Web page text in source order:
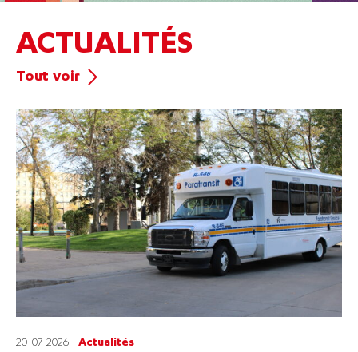
ACTUALITÉS
Tout voir
20-07-2026 Actualités